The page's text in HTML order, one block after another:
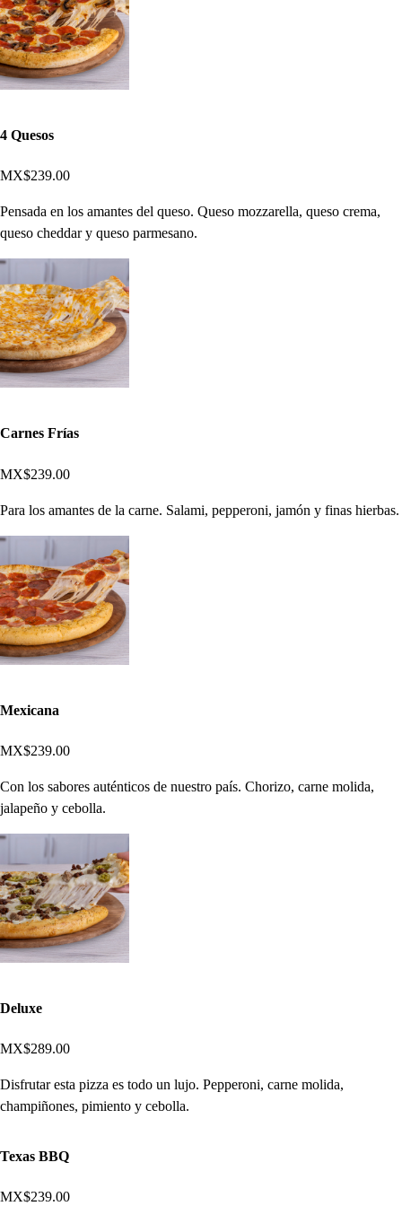
4 Quesos
MX$239.00
Pensada en los amantes del queso. Queso mozzarella, queso crema,
queso cheddar y queso parmesano.
Carnes Frías
MX$239.00
Para los amantes de la carne. Salami, pepperoni, jamón y finas hierbas.
Mexicana
MX$239.00
Con los sabores auténticos de nuestro país. Chorizo, carne molida,
jalapeño y cebolla.
Deluxe
MX$289.00
Disfrutar esta pizza es todo un lujo. Pepperoni, carne molida,
champiñones, pimiento y cebolla.
Texas BBQ
MX$239.00